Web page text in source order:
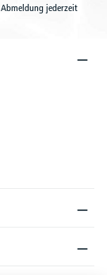
Abmeldung jederzeit